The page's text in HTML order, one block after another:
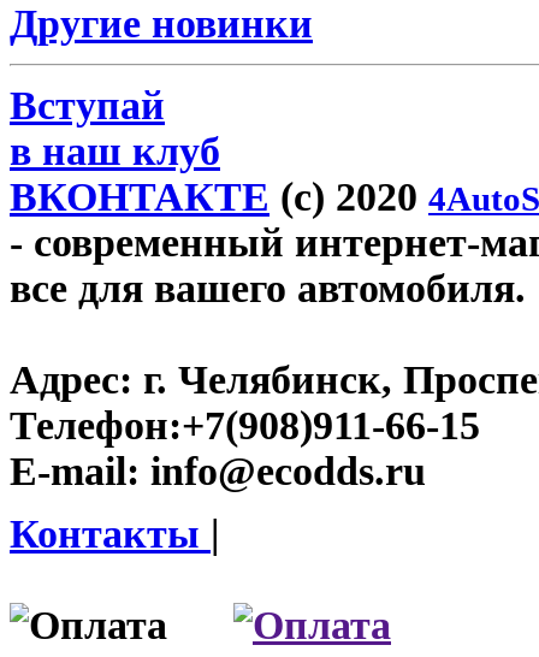
Другие новинки
Вступай
в наш клуб
ВКОНТАКТЕ (c) 2020
- современный интернет-
все для вашего автомобиля.
Адрес: г. Челябинск,
Телефон:+7(908)911-66-15
E-mail: info@ecodds.ru
Контакты |